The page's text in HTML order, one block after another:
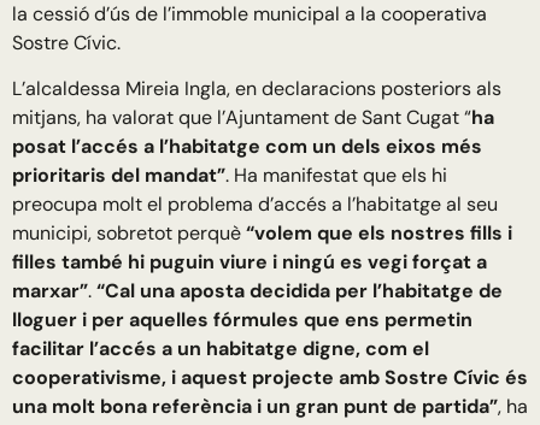
la cessió d’ús de l’immoble municipal a la cooperativa
Sostre Cívic.
L’alcaldessa Mireia Ingla, en declaracions posteriors als
mitjans, ha valorat que l’Ajuntament de Sant Cugat “ha
posat l’accés a l’habitatge com un dels eixos més
prioritaris del mandat”. Ha manifestat que els hi
preocupa molt el problema d’accés a l’habitatge al seu
municipi, sobretot perquè“volem que els nostres fills i
filles també hi puguin viure i ningú es vegi forçat a
marxar”.“Cal una aposta decidida per l’habitatge de
lloguer i per aquelles fórmules que ens permetin
facilitar l’accés a un habitatge digne, com el
cooperativisme, i aquest projecte amb Sostre Cívic és
una molt bona referència i un gran punt de partida”, ha